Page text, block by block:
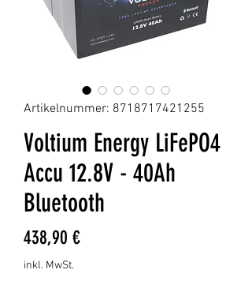
Artikelnummer: 8718717421255
Voltium Energy LiFePO4
Accu 12.8V - 40Ah
Bluetooth
438,90 €Preis
inkl. MwSt.